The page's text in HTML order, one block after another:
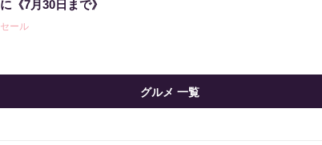
に《7月30日まで》
セール
グルメ 一覧